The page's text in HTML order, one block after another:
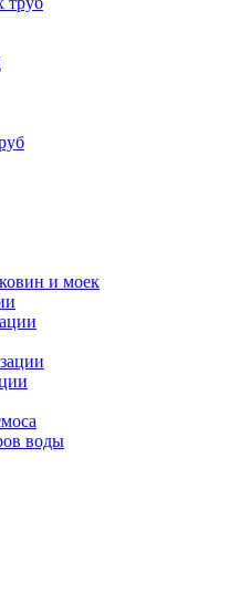
и моек
воды